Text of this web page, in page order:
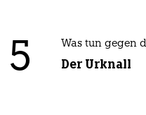
5 Was tun gegen
Der Urknall